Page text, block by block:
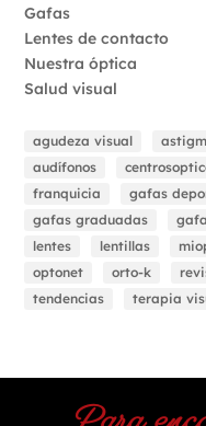
Gafas
Lentes de contacto
Nuestra óptica
Salud visual
agudeza visual
audífonos
franquicia
gafas
gafas graduadas
lentes
lentillas
optonet
orto-k
tendencias
terapia